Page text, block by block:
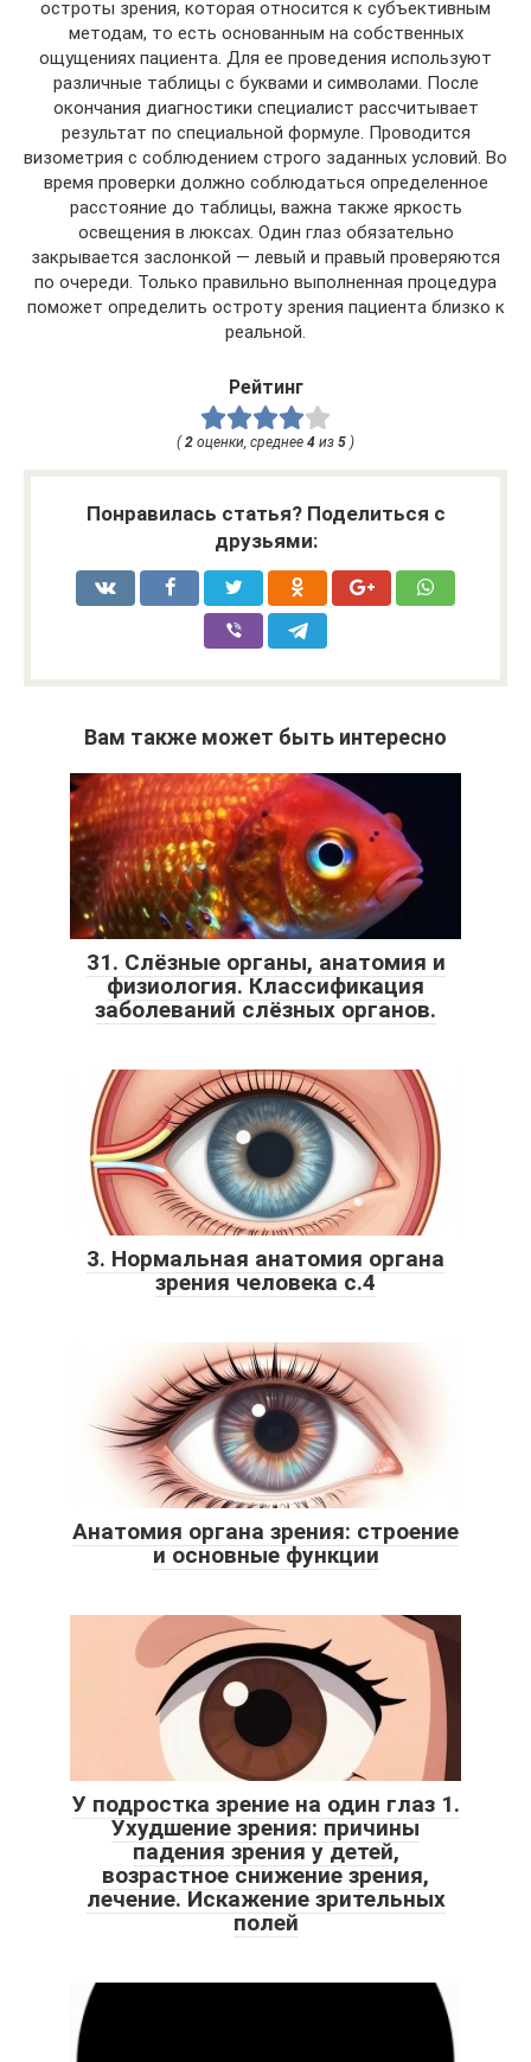
остроты зрения, которая относится к субъективным
методам, то есть основанным на собственных
ощущениях пациента. Для ее проведения используют
различные таблицы с буквами и символами. После
окончания диагностики специалист рассчитывает
результат по специальной формуле. Проводится
визометрия с соблюдением строго заданных условий. Во
время проверки должно соблюдаться определенное
расстояние до таблицы, важна также яркость
освещения в люксах. Один глаз обязательно
закрывается заслонкой — левый и правый проверяются
по очереди. Только правильно выполненная процедура
поможет определить остроту зрения пациента близко к
реальной.
Рейтинг
( 2 оценки, среднее 4 из 5 )
Понравилась статья? Поделиться с
друзьями:
Вам также может быть интересно
31. Слёзные органы, анатомия и
физиология. Классификация
заболеваний слёзных органов.
3. Нормальная анатомия органа
зрения человека c.4
Анатомия органа зрения: строение
и основные функции
У подростка зрение на один глаз 1.
Ухудшение зрения: причины
падения зрения у детей,
возрастное снижение зрения,
лечение. Искажение зрительных
полей